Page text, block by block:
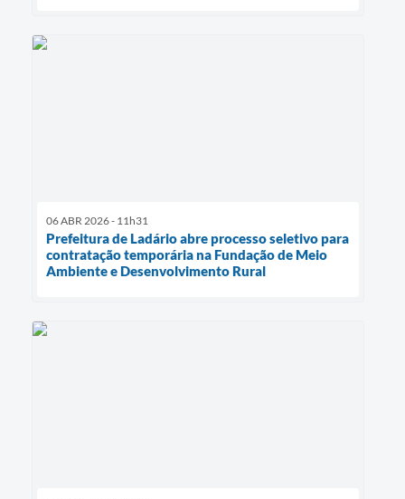
06 ABR 2026 - 11h31
Prefeitura de Ladário abre processo seletivo para
contratação temporária na Fundação de Meio
Ambiente e Desenvolvimento Rural